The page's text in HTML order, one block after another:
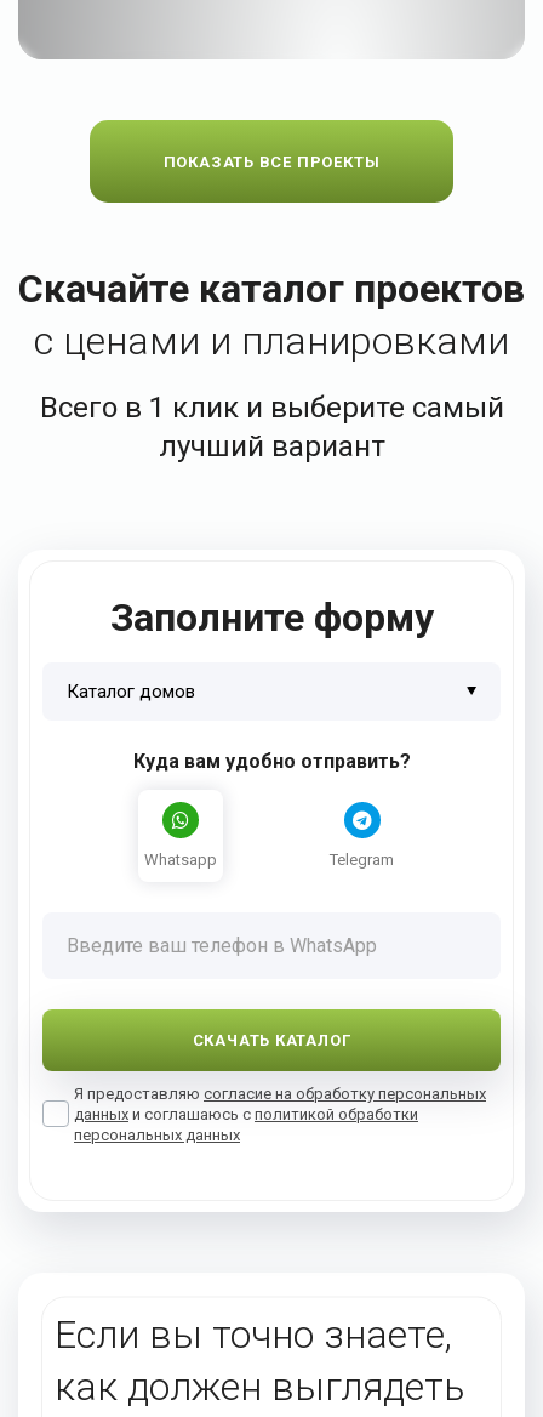
ПОКАЗАТЬ ВСЕ ПРОЕКТЫ
Скачайте каталог проектов
с ценами и планировками
Всего в 1 клик и выберите самый
лучший вариант
Заполните форму
Куда вам удобно отправить?
Whatsapp Telegram
Я предоставляю согласие на обработку персональных
данных и соглашаюсь с политикой обработки
персональных данных
Если вы точно знаете,
как должен выглядеть